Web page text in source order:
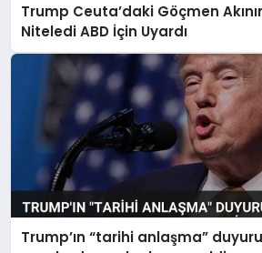
Trump Ceuta’daki Göçmen
Niteledi ABD İçin Uyardı
Trump’ın “tarihi anlaşma”